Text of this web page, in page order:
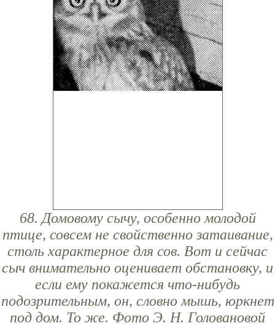
68. Домовому сычу, особенно молодой
птице, совсем не свойственно затаивание,
столь характерное для сов. Вот и сейчас
сыч внимательно оценивает обстановку, и
если ему покажется что-нибудь
подозрительным, он, словно мышь, юркнет
под дом. То же. Фото Э. Н. Головановой